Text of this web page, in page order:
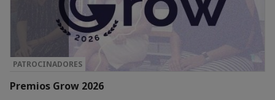
PATROCINADORES
Premios Grow 2026